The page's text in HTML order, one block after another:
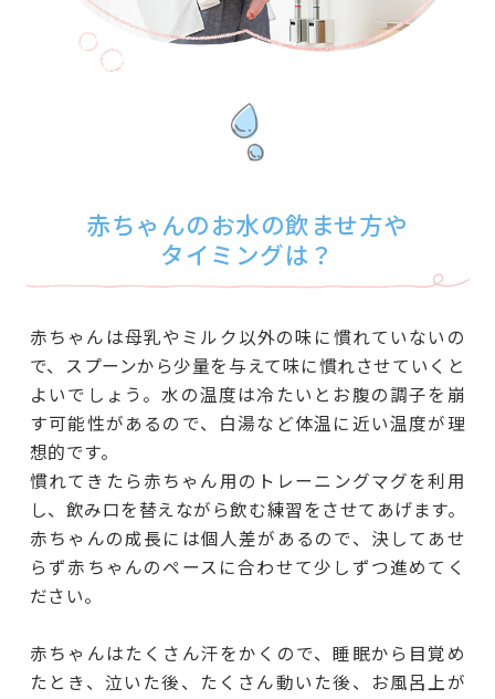
赤ちゃんのお水の飲ませ方や
タイミングは？
赤ちゃんは母乳やミルク以外の味に慣れていないの
で、スプーンから少量を与えて味に慣れさせていくと
よいでしょう。水の温度は冷たいとお腹の調子を崩
す可能性があるので、白湯など体温に近い温度が理
想的です。
慣れてきたら赤ちゃん用のトレーニングマグを利用
し、飲み口を替えながら飲む練習をさせてあげます。
赤ちゃんの成長には個人差があるので、決してあせ
らず赤ちゃんのペースに合わせて少しずつ進めてく
ださい。
赤ちゃんはたくさん汗をかくので、睡眠から目覚め
たとき、泣いた後、たくさん動いた後、お風呂上が